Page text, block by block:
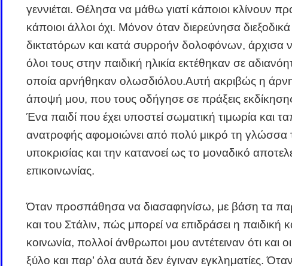
γεννιέται. Θέλησα να μάθω γιατί κάποιοι κλίνουν
κάποιοι άλλοι όχι. Μόνον όταν διερεύνησα διεξοδικά
δικτατόρων και κατά συρροήν δολοφόνων, άρχισα
όλοι τους στην παιδική ηλικία εκτέθηκαν σε
οποία αρνήθηκαν ολωσδιόλου.Αυτή ακριβώς η
άποψή μου, που τους οδήγησε σε πράξεις
Ένα παιδί που έχει υποστεί σωματική τιμωρία και
ανατροφής αφομοιώνει από πολύ μικρό τη γλώσσα
υποκρισίας και την κατανοεί ως το μοναδικό
επικοινωνίας.
Όταν προσπάθησα να διασαφηνίσω, με βάση τα
και του Στάλιν, πώς μπορεί να επιδράσει η παιδική
κοινωνία, πολλοί άνθρωποι μου αντέτειναν ότι και οι
ξύλο και παρ’ όλα αυτά δεν έγιναν εγκληματίες.